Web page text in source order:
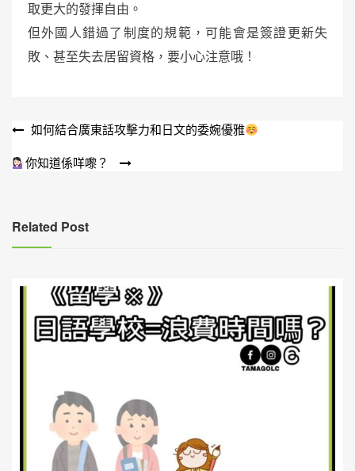
取更大的發揮自由。
但外國人錯過了制度的規範，可能會是簽證更新失
敗、甚至失去居留資格，要小心注意哦！
文
章
如何結合廣東話攻擊力和日文的委婉優雅
你知道係咩嚟？
Related Post